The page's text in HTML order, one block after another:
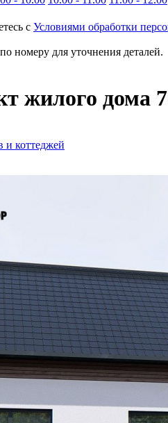
с Условиями обработки
номеру для уточнения деталей.
жилого дома
и коттеджей